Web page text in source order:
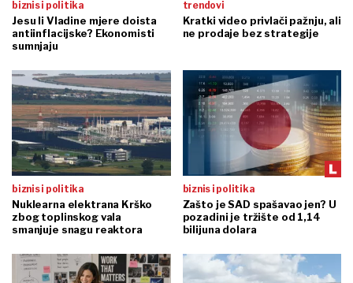
biznis i politika
Jesu li Vladine mjere doista
antiinflacijske? Ekonomisti
sumnjaju
trendovi
Kratki video privlači pažnju, ali
ne prodaje bez strategije
biznis i politika
Nuklearna elektrana Krško
zbog toplinskog vala
smanjuje snagu reaktora
biznis i politika
Zašto je SAD spašavao jen? U
pozadini je tržište od 1,14
bilijuna dolara